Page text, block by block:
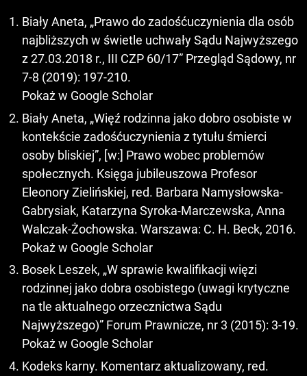
Biały Aneta, „Prawo do zadośćuczynienia dla osób
najbliższych w świetle uchwały Sądu Najwyższego
z 27.03.2018 r., III CZP 60/17” Przegląd Sądowy, nr
7-8 (2019): 197-210.
Pokaż w Google Scholar
Biały Aneta, „Więź rodzinna jako dobro osobiste w
kontekście zadośćuczynienia z tytułu śmierci
osoby bliskiej”, [w:] Prawo wobec problemów
społecznych. Księga jubileuszowa Profesor
Eleonory Zielińskiej, red. Barbara Namysłowska-
Gabrysiak, Katarzyna Syroka-Marczewska, Anna
Walczak-Żochowska. Warszawa: C. H. Beck, 2016.
Pokaż w Google Scholar
Bosek Leszek, „W sprawie kwalifikacji więzi
rodzinnej jako dobra osobistego (uwagi krytyczne
na tle aktualnego orzecznictwa Sądu
Najwyższego)” Forum Prawnicze, nr 3 (2015): 3-19.
Pokaż w Google Scholar
Kodeks karny. Komentarz aktualizowany, red.